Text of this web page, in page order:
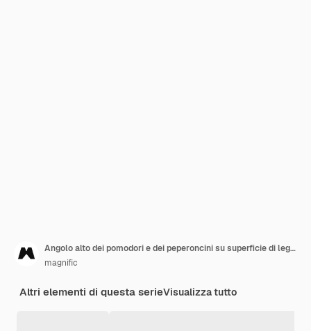
Angolo alto dei pomodori e dei peperoncini su superficie di legno
magnific
Altri elementi di questa serieVisualizza tutto